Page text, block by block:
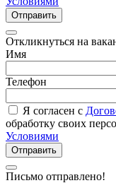
Отправить
Откликнуться на
Имя
Телефон
Я согласен с
обработку своих
Условиями
Отправить
Письмо отправлено!